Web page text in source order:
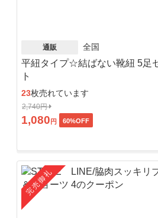
通販 全国
平紐タイプ☆結ばない靴紐 5足
ト
23枚売れています
2,740円
1,080 円 60%OFF
完売御礼